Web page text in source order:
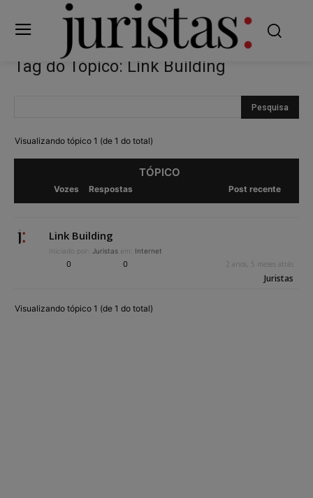
Tag do Tópico: Link Building
Visualizando tópico 1 (de 1 do total)
TÓPICO
Vozes Respostas Post recente
Link Building
Iniciado por: Juristas em: Internet
0 0 2 anos, 5 meses atrás
Juristas
Visualizando tópico 1 (de 1 do total)